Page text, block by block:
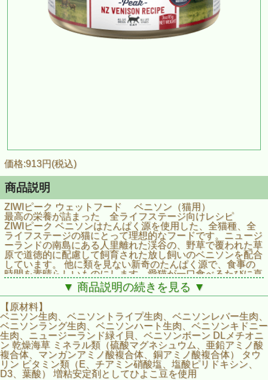
価格:913円(税込)
商品説明
ZIWIピーク ウェットフード ベニソン（猫用）
最高の栄養が詰まった 全ライフステージ向けレシピ
ZIWIピーク ベニソンはたんぱく源を使用した、全猫種、全
ライフステージの猫にとって理想的なフードです。ニュージ
ーランドの南島にある人里離れた渓谷の、野草で覆われた草
原で道徳的に配慮して飼育された放し飼いのベニソンを配合
しています。 他に類を見ない新奇のたんぱく源で、食事の
時間を素晴らしいものにします―愛猫が一口食べるたびに喜
んでくれること間違いなしです。
■肉、内臓、ニュージーランド産緑イ貝
■放し飼いで牧草飼育
■抗生物質、成長ホルモン不使用
■穀類、砂糖、グリセリン不使用
■ピロリン酸ナトリウム、カラギーナン不使用
▼ 商品説明の続きを見る ▼
【原材料】
ベニソン生肉、ベニソントライプ生肉、ベニソンレバー生肉、
ベニソンラング生肉、ベニソンハート生肉、ベニソンキドニー
生肉、ニュージーランド緑イ貝、ベニソンボーン DLメチオニ
ン 乾燥海草 ミネラル類（硫酸マグネシュウム、亜鉛アミノ酸
複合体、マンガンアミノ酸複合体、銅アミノ酸複合体） タウ
リン ビタミン類（E、チアミン硝酸塩、塩酸ピリドキシン、
D3、葉酸） 増粘安定剤としてひよこ豆を使用